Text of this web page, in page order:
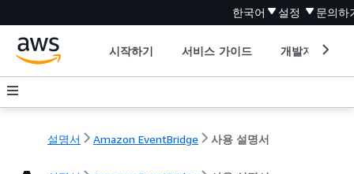
한국어 설정 문의하
시작하기 서비스 가이드 개발자 도구
설명서 Amazon EventBridge 사용 설명서